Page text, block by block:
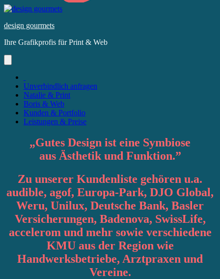
Skip
content
design gourmets
Ihre Grafikprofis für Print & Web
Unverbindlich anfragen
Natalie & Print
Boris & Web
Kunden & Portfolio
Leistungen & Preise
„Gutes Design ist eine Symbiose
aus Ästhetikund Funktion.”
Zu unserer Kundenliste gehören u.a.
audible, agof, Europa-Park, DJO Global,
Weru, Unilux, Deutsche Bank, Basler
Versicherungen, Badenova, SwissLife,
accelerom und mehr sowie verschiedene
KMU aus der Region wie
Handwerksbetriebe, Arztpraxen und
Vereine.